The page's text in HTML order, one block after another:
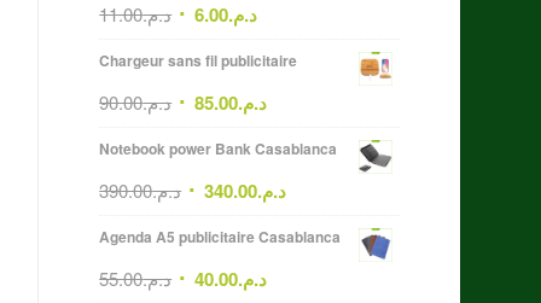
د.م.11.00 د.م.6.00
Chargeur sans fil publicitaire
د.م.90.00 د.م.85.00
Notebook power Bank Casablanca
د.م.390.00 د.م.340.00
Agenda A5 publicitaire Casablanca
د.م.55.00 د.م.40.00